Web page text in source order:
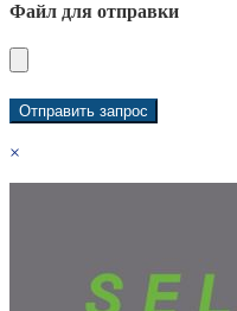
Файл для отправки
×